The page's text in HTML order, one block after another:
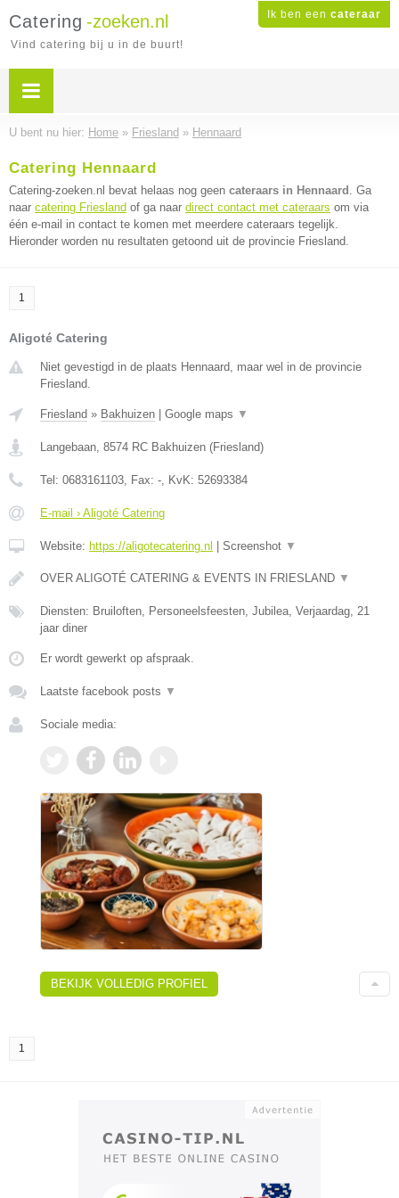
Ik ben een cateraar
Catering -zoeken.nl
Vind catering bij u in de buurt!
U bent nu hier: Home » Friesland » Hennaard
Catering Hennaard
Catering-zoeken.nl bevat helaas nog geen cateraars in Hennaard . Ga
naar catering Friesland of ga naar direct contact met cateraars om via
één e-mail in contact te komen met meerdere cateraars tegelijk.
Hieronder worden nu resultaten getoond uit de provincie Friesland.
1
Aligoté Catering
Niet gevestigd in de plaats Hennaard, maar wel in de provincie
Friesland.
Friesland » Bakhuizen Google maps ▼
Langebaan, 8574 RC Bakhuizen (Friesland)
Tel: 0683161103, Fax: -, KvK: 52693384
E-mail › Aligoté Catering
Website: https://aligotecatering.nl Screenshot ▼
OVER ALIGOTÉ CATERING & EVENTS IN FRIESLAND ▼
Diensten: Bruiloften, Personeelsfeesten, Jubilea, Verjaardag, 21
jaar diner
Er wordt gewerkt op afspraak.
Laatste facebook posts ▼
Sociale media:
BEKIJK VOLLEDIG PROFIEL
1